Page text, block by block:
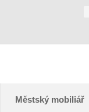
Městský mobiliář